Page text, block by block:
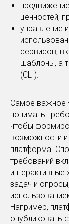
ценностей,
управление
сервисов,
шаблоны, а
(CLI).
Самое важное
понимать
чтобы
возможности и
платформа.
требований
задач и
Например,
опубликовать